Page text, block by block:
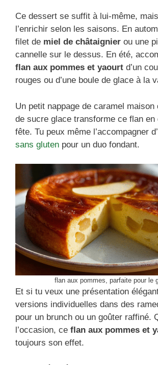
Ce dessert se suffit à lui-même,
l’enrichir selon les saisons. En
filet de miel de châtaignier ou une
cannelle sur le dessus. En été,
flan aux pommes et yaourt d’un
rouges ou d’une boule de glace à la
Un petit nappage de caramel maison
de sucre glace transforme ce flan en
fête. Tu peux même l’accompagner
sans gluten pour un duo fondant.
flan aux pommes, parfaite pour le
Et si tu veux une présentation
versions individuelles dans des
pour un brunch ou un goûter raffiné.
l’occasion, ce flan aux pommes et
toujours son effet.